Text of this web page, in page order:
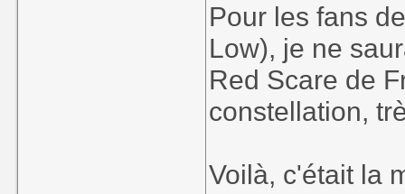
Pour les fans
Low), je ne
Red Scare de
constellation,
Voilà, c'était la